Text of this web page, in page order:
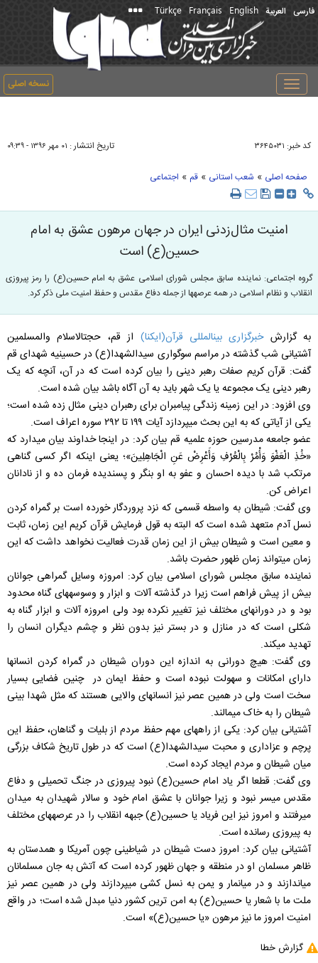
فارسی العربیة English
Français
Türkçe
نسخه اصلی
Toggle
navigation
کد خبر: ۳۶۴۵۰۳۱ تاریخ انتشار : ۰۱ مهر ۱۳۹۶ - ۰۹:۳۹
صفحه اصلی » شعب استانی » قم » اجتماعی
امنیت مثال‌زدنی ایران در جهان مرهون عشق به امام
حسین(ع) است
گروه اجتماعی: نماینده سابق مجلس شورای اسلامی عشق به امام حسین(ع) را رمز پیروزی
انقلاب و نظام اسلامی در همه عرصه‎ها از جمله دفاع مقدس و حفظ امنیت ملی ذکر کرد.
به گزارشخبرگزاری بین‎المللی قرآن(ایکنا)
از قم، حجت‎الاسلام و‌المسلمین
آشتیانی شب گذشته در مراسم سوگواری سیدالشهدا(ع) در حسینیه شهدای قم
گفت: قرآن کریم صفات رهبر دینی را بیان کرده است که در آن، آنچه که یک
رهبر دینی یک مجموعه یا یک شهر باید به آن آگاه باشد بیان شده است.
وی افزود: در این زمینه زندگی پیامبران برای رهبران دینی مثال زده شده است؛
یکی از آیاتی که به این بحث می‎پردازد آیات ۱۹۹ تا ۲۹۲ سوره اعراف است.
عضو جامعه مدرسین حوزه علمیه قم بیان کرد: در اینجا خداوند بیان می‎دارد که
«‌خُذِ الْعَفْوَ وَأْمُرْ بِالْعُرْفِ وَأَعْرِضْ عَنِ الْجَاهِلِينَ»؛ یعنی اینکه اگر کسی گناهی
مرتکب شد با دیده احسان و عفو به او بنگر و پسندیده فرمان ده و از نادانان
اعراض کن.
وی گفت: شیطان به واسطه قسمی که نزد پروردگار خورده است بر گمراه کردن
نسل آدم متعهد شده است که البته به قول فرمایش قرآن کریم این زمان، ثابت
و معین است و شیطان بیش از این زمان قدرت فعالیت نخواهد داشت که این
زمان می‎تواند زمان ظهور حضرت باشد.
نماینده سابق مجلس شورای اسلامی بیان کرد: امروزه وسایل گمراهی جوانان
بیش از پیش فراهم است زیرا در گذشته آلات و ابزار و وسوسه‎های گناه محدود
بود و در دوران‎های مختلف نیز تغییر نکرده بود ولی امروزه آلات و ابزار گناه به
شکلی است که در منازل و در بستر نیز بدون نظر و چشم دیگران انسان را
تهدید می‎کند.
وی گفت: هیچ دورانی به اندازه این دوران شیطان در گمراه کردن انسان‎ها
دارای امکانات و سهولت نبوده است و حفظ ایمان در چنین فضایی بسیار
سخت است ولی در همین عصر نیز انسان‎های والایی هستند که مثل شهدا بینی
شیطان را به خاک می‎مالند.
آشتیانی بیان کرد: یکی از راه‎های مهم حفظ مردم از بلیات و گناهان، حفظ این
پرچم و عزاداری و محبت سیدالشهدا(ع) است که در طول تاریخ شکاف بزرگی
میان شیطان و مردم ایجاد کرده است.
وی گفت: قطعا اگر یاد امام حسین(ع) نبود پیروزی در جنگ تحمیلی و دفاع
مقدس میسر نبود و زیرا جوانان با عشق امام خود و سالار شهیدان به میدان
می‎رفتند و امروز نیز این فریاد یا حسین(ع) جبهه انقلاب را در عرصه‎های مختلف
به پیروزی رسانده است.
آشتیانی بیان کرد: امروز دست شیطان در شیاطینی چون آمریکا و همدستان به
ظاهر مسلمان او در منطقه و جهان ظهور کرده است که آتش به جان مسلمانان
می‎اندازند و در میانمار و یمن به نسل کشی می‎پردازند ولی در همین عصر نیز
ملت ما با شعار یا حسین(ع) به امن ترین کشور دنیا مبدل شده است؛ در واقع
امنیت امروز ما نیز مرهون «یا حسین(ع)» است.
گزارش خطا